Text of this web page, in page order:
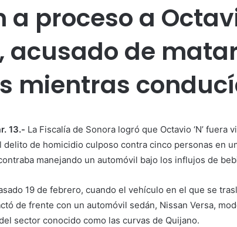
proceso a
acusado de
mientras
13.- La Fiscalía de Sonora logró que Octavio ‘N’ fuera
de homicidio culposo contra cinco personas en
manejando un automóvil bajo los influjos de
19 de febrero, cuando el vehículo en el que se
de frente con un automóvil sedán, Nissan Versa,
sector conocido como las curvas de Quijano.